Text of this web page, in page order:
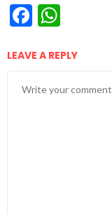
Facebook
LEAVE A REPLY